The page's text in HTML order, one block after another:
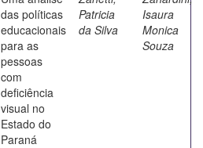
das políticas
educacionais
para as
pessoas
com
deficiência
visual no
Estado do
Paraná
Patricia
da Silva
Isaura
Monica
Souza